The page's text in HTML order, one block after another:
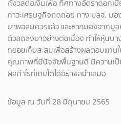
กังวลต่อเงินเฟ้อ ทิศทางอัตราดอกเบี้
ภาวะเศรษฐกิจถดถอย ทาง บลจ. ม
มาพอสมควรแล้ว และหากมองจากมู
ตัวลดลงมาอย่างต่อเนื่อง ทำให้หุ้นบ
ทยอยเก็บสะสมเพื่อสร้างผลตอบแทนใ
คุณภาพที่มีปัจจัยพื้นฐานดี มีความเป็
ผลกำไรที่เติบโตได้อย่างสม่ำเสมอ
ข้อมูล ณ วันที่ 28 มิถุนายน 2565